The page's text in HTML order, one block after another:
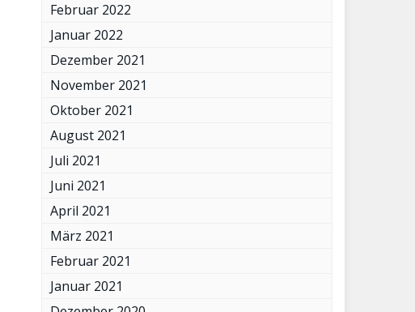
Februar 2022
Januar 2022
Dezember 2021
November 2021
Oktober 2021
August 2021
Juli 2021
Juni 2021
April 2021
März 2021
Februar 2021
Januar 2021